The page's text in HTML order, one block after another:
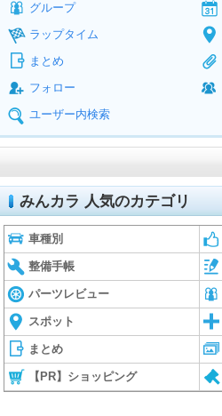
グループ
ラップタイム
まとめ
フォロー
ユーザー内検索
みんカラ 人気のカテゴリ
車種別
整備手帳
パーツレビュー
スポット
まとめ
【PR】ショッピング